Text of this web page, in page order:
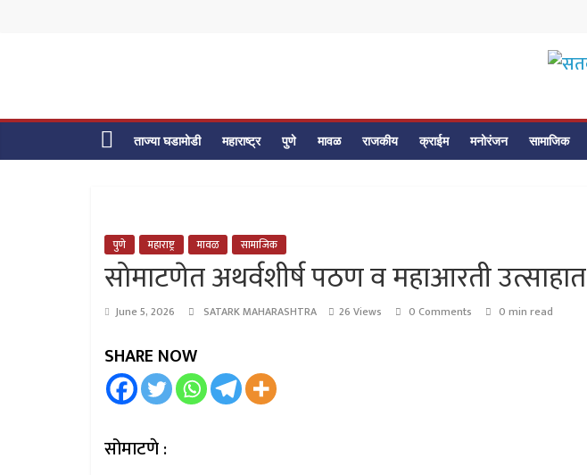
ताज्या घडामोडी महाराष्ट्र पुणे मावळ राजकीय क्राईम मनोरंजन सामाजिक
पुणे महाराष्ट्र मावळ सामाजिक
सोमाटणेत अथर्वशीर्ष पठण व महाआरती उत्साहात
June 5, 2026 SATARK MAHARASHTRA 26 Views 0 Comments 0 min read
SHARE NOW
सोमाटणे :